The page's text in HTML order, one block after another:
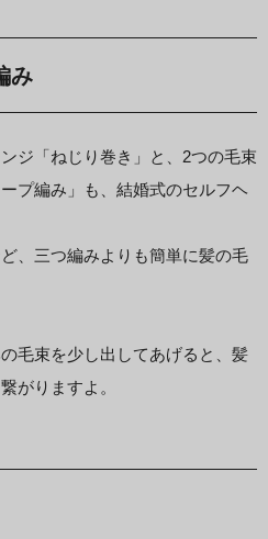
み
ジ「ねじり巻き」と、2つの毛束
プ編み」も、結婚式のセルフヘ
、三つ編みよりも簡単に髪の毛
毛束を少し出してあげると、髪
がりますよ。